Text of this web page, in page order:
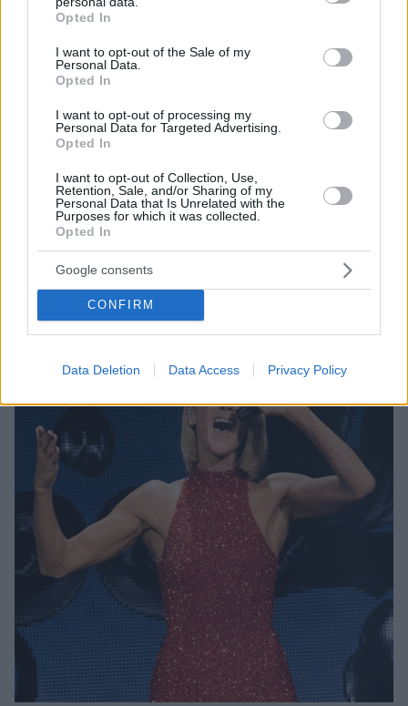
grant or deny consent to Google and its third-party tags to
use your data for below specified purposes in below Google
consent section.
Opted In
I want to opt-out of the Sale of my
Personal Data.
Opted In
I want to opt-out of processing my
Personal Data for Targeted Advertising.
Opted In
I want to opt-out of Collection, Use,
Retention, Sale, and/or Sharing of my
Personal Data that Is Unrelated with the
Purposes for which it was collected.
Opted In
Google consents
CONFIRM
Data Deletion Data Access Privacy Policy
Αυλαία για το Euphoria μετά από τρεις σεζόν και 26
επεισόδια
O Σαμ Λέβινσον ως δημιουργός της σειράς
ανακοίνωσε την ολοκλήρωσή της
01.06.2026, 12:46